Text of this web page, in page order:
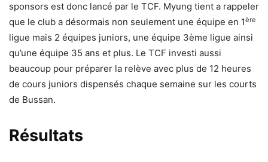
sponsors est donc lancé par le TCF. Myung tient a rappeler
que le club a désormais non seulement une équipe en 1ère
ligue mais 2 équipes juniors, une équipe 3ème ligue ainsi
qu’une équipe 35 ans et plus. Le TCF investi aussi
beaucoup pour préparer la relève avec plus de 12 heures
de cours juniors dispensés chaque semaine sur les courts
de Bussan.
Résultats